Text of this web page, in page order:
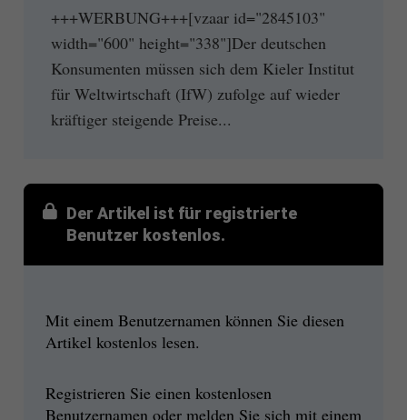
+++WERBUNG+++[vzaar id="2845103"
width="600" height="338"]Der deutschen
Konsumenten müssen sich dem Kieler Institut
für Weltwirtschaft (IfW) zufolge auf wieder
kräftiger steigende Preise...
Der Artikel ist für registrierte
Benutzer kostenlos.
Mit einem Benutzernamen können Sie diesen
Artikel kostenlos lesen.
Registrieren Sie einen kostenlosen
Benutzernamen oder melden Sie sich mit einem